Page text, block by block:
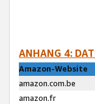
ANHANG 4:
Amazon-Website
amazon.com.be
amazon.fr